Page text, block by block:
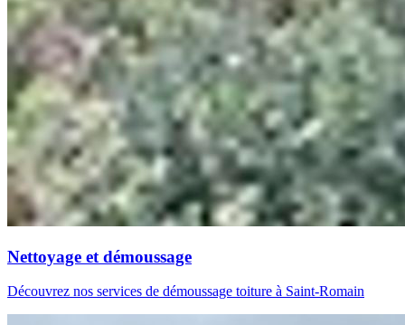
Nettoyage et démoussage
Découvrez nos services de démoussage toiture à Saint-Romain